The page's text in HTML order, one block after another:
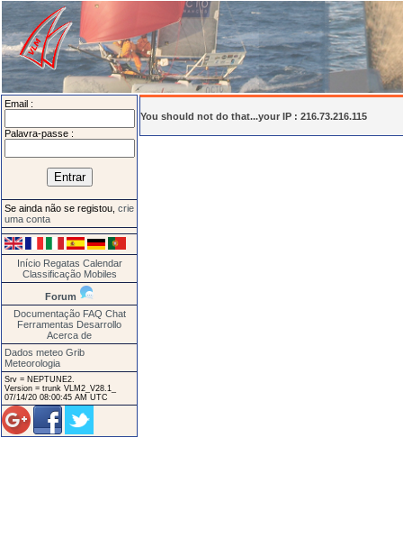
Email :
Palavra-passe :
Se ainda não se registou, crie
uma conta
Início Regatas Calendar
Classificação Mobiles
Forum
Documentação FAQ Chat
Ferramentas Desarrollo
Acerca de
Dados meteo Grib
Meteorologia
Srv = NEPTUNE2.
Version = trunk VLM2_V28.1_
07/14/20 08:00:45 AM UTC
You should not do that...your IP : 216.73.216.115